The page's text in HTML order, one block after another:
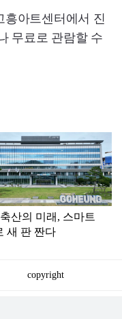
흥아트센터에서 진
무료로 관람할 수
산의 미래, 스마트
새 판 짠다
copyright